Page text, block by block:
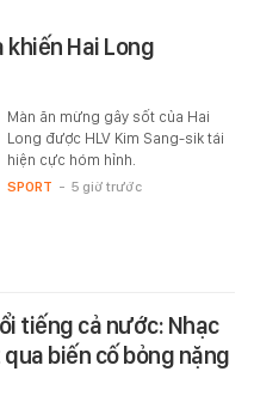
khiến Hai Long
Màn ăn mừng gây sốt của Hai
Long được HLV Kim Sang-sik tái
hiện cực hóm hỉnh.
SPORT - 5 giờ trước
tiếng cả nước: Nhạc
biến cố bỏng nặng